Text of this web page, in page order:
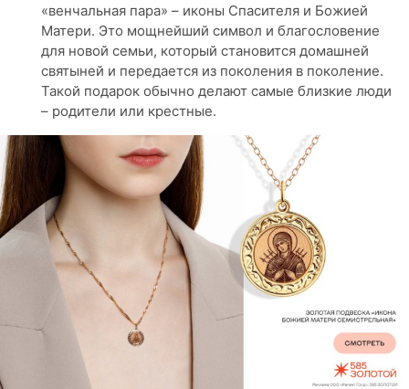
«венчальная пара» – иконы Спасителя и Божией
Матери. Это мощнейший символ и благословение
для новой семьи, который становится домашней
святыней и передается из поколения в поколение.
Такой подарок обычно делают самые близкие люди
– родители или крестные.